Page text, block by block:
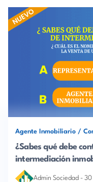
Agente Inmobiliario /
¿Sabes qué debe
intermediación
Admin Sociedad - 30